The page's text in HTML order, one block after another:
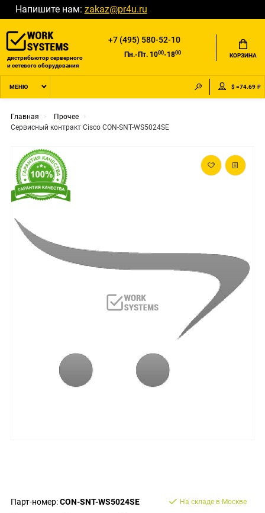
Напишите нам: zakaz@pr4u.ru
дистрибьютор серверного
и сетевого оборудования
+7 (495) 580-52-10
Пн.-Пт. 1000-1800 КОРЗИНА
МЕНЮ $ =74.69 ₽
Главная
Прочее
Сервисный контракт Cisco CON-SNT-WS5024SE
Парт-номер:CON-SNT-WS5024SE На складе в Москве